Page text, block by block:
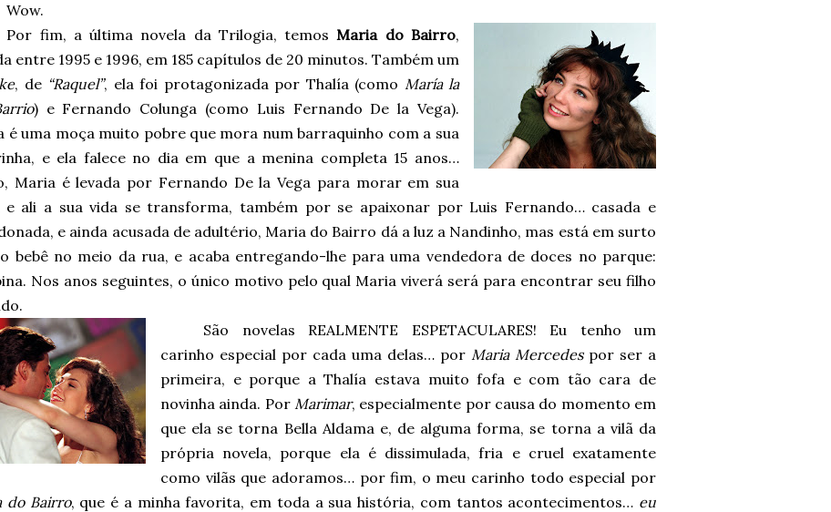
Wow.
Por fim, a última novela da Trilogia, temosMaria do Bairro,
entre 1995 e 1996, em 185 capítulos de 20 minutos. Também um
, de “Raquel”, ela foi protagonizada por Thalía (como María la
) e Fernando Colunga (como Luis Fernando De la Vega).
é uma moça muito pobre que mora num barraquinho com a sua
e ela falece no dia em que a menina completa 15 anos…
Maria é levada por Fernando De la Vega para morar em sua
e ali a sua vida se transforma, também por se apaixonar por Luis Fernando… casada e
e ainda acusada de adultério, Maria do Bairro dá a luz a Nandinho, mas está em surto
bebê no meio da rua, e acaba entregando-lhe para uma vendedora de doces no parque:
Nos anos seguintes, o único motivo pelo qual Maria viverá será para encontrar seu filho
São novelas REALMENTE ESPETACULARES! Eu tenho um
carinho especial por cada uma delas… por Maria Mercedespor ser a
primeira, e porque a Thalía estava muito fofa e com tão cara de
novinha ainda. Por Marimar, especialmente por causa do momento em
que ela se torna Bella Aldama e, de alguma forma, se torna a vilã da
própria novela, porque ela é dissimulada, fria e cruel exatamente
como vilãs que adoramos… por fim, o meu carinho todo especial por
do Bairro, que é a minha favorita, em toda a sua história, com tantos acontecimentos… eu